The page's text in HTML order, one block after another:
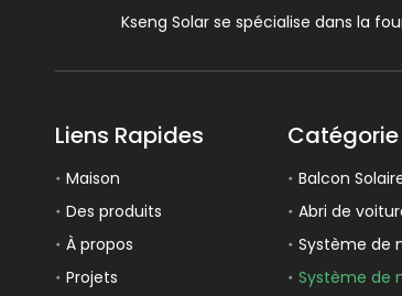
Kseng Solar se spécialise dans la
Liens Rapides
Maison
Des produits
À propos
Projets
Balcon
Abri de
Système de
Système de